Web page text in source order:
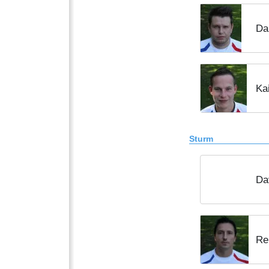
Sturm